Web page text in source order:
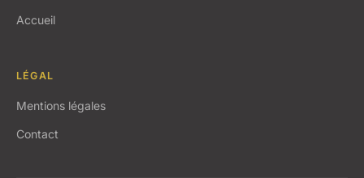
Accueil
LÉGAL
Mentions légales
Contact